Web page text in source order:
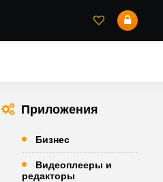
Приложения
Бизнес
Видеоплееры и
редакторы